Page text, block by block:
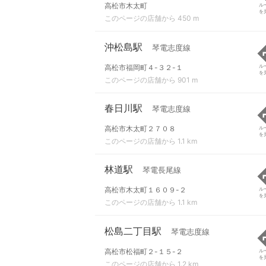
高松市木太町
このページの店舗から 450 m
ル
を
沖松島駅 琴電志度線
高松市福岡町４-３２-１
このページの店舗から 901 m
ル
を
春日川駅 琴電志度線
高松市木太町２７０８
このページの店舗から 1.1 km
ル
を
林道駅 琴電長尾線
高松市木太町１６０９-２
このページの店舗から 1.1 km
ル
を
松島二丁目駅 琴電志度線
高松市松福町２-１５-２
このページの店舗から 1.2 km
ル
を